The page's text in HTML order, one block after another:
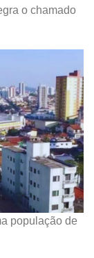
o chamado
população de